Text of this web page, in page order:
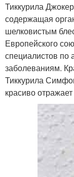
Тиккурила
содержащая
шелковистым
Европейского
специалистов по
заболеваниям.
Тиккурила
красиво